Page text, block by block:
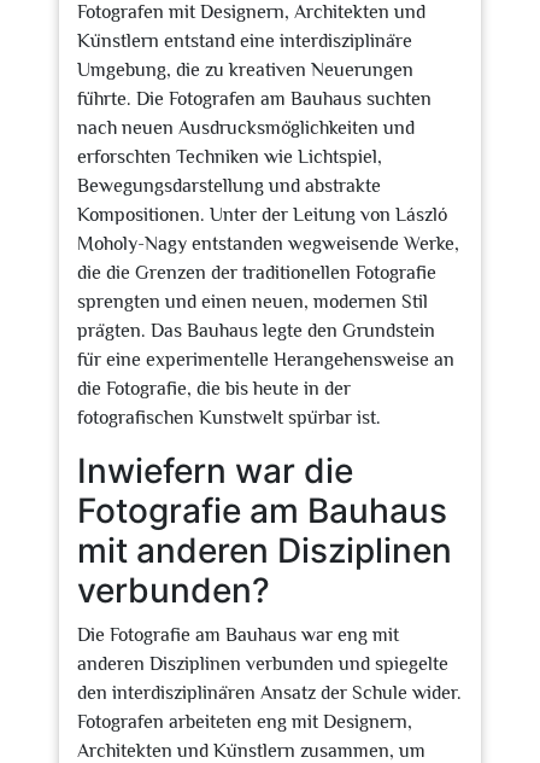
Fotografen mit Designern, Architekten und
Künstlern entstand eine interdisziplinäre
Umgebung, die zu kreativen Neuerungen
führte. Die Fotografen am Bauhaus suchten
nach neuen Ausdrucksmöglichkeiten und
erforschten Techniken wie Lichtspiel,
Bewegungsdarstellung und abstrakte
Kompositionen. Unter der Leitung von László
Moholy-Nagy entstanden wegweisende Werke,
die die Grenzen der traditionellen Fotografie
sprengten und einen neuen, modernen Stil
prägten. Das Bauhaus legte den Grundstein
für eine experimentelle Herangehensweise an
die Fotografie, die bis heute in der
fotografischen Kunstwelt spürbar ist.
Inwiefern war die
Fotografie am Bauhaus
mit anderen Disziplinen
verbunden?
Die Fotografie am Bauhaus war eng mit
anderen Disziplinen verbunden und spiegelte
den interdisziplinären Ansatz der Schule wider.
Fotografen arbeiteten eng mit Designern,
Architekten und Künstlern zusammen, um